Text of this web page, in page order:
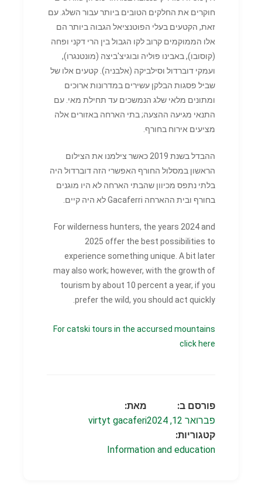
חוקרים את החלקים הטובים ביותר עבור השלג. עם
זאת, הקטעים בעלי הפוטנציאל הגבוה ביותר הם
אלו הממוקמים קרוב לקו הגבול בין הרי דקני ופחה
(קוסובו), באבינו פוליה ובוגיצ'ביצה (מונטנגרו),
ועמקי דוברדול וסילביקה (אלבניה). קטעים אלו של
שביל פסגות הבלקן עשירים במדרונות ארוכים
ומתונים מלאי שלג הנמשכים עד תחילת מאי. עם
התנאי מגיעה ההצעה; בתי הארחה באזורים אלה
מציעים אירוח בחורף.
ההבדל בשנת 2019 כאשר צילמנו את הצילום
הראשון במסלול החורף האפשרי הזה דוברדול היה
בלתי נתפס מכיוון שהבתי הארחה לא היו מוגנים
בחורף ובית ההארחה Gacaferri לא היה קיים.
For wilderness hunters, the years 2024 and
2025 offer the best possibilities to
experience something unique. A bit later
may also work; however, with the growth of
tourism by about 10 percent a year, if you
prefer the wild, you should act quickly.
For catski tours in the accursed mountains
click here
פורסם ב:
פברואר 12, 2024
מאת:
virtyt gacaferi
קטגוריות:
Information and education